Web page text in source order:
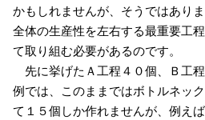
かもしれませんが、そうではあり
全体の生産性を左右する最重要工
て取り組む必要があるのです。
先に挙げたＡ工程４０個、Ｂ工
例では、このままではボトルネッ
て１５個しか作れませんが、例え